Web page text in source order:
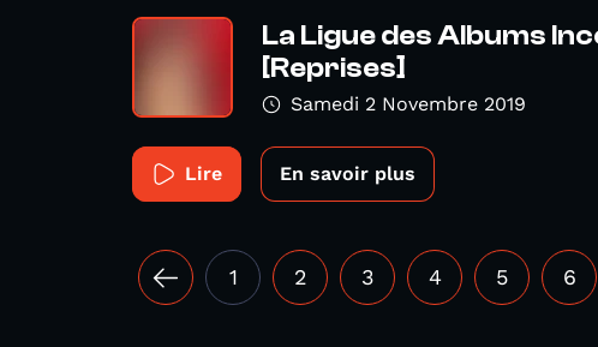
La Ligue des Albums
[Reprises]
Samedi 2 Novembre 2019
Lire En savoir plus
1 2 3 4 5 6